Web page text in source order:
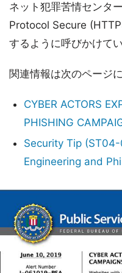
ネット犯罪苦情センタ
Protocol Secure
するように呼びかけて
関連情報は次のページ
CYBER ACTORS
PHISHING
Security Tip
Engineering and